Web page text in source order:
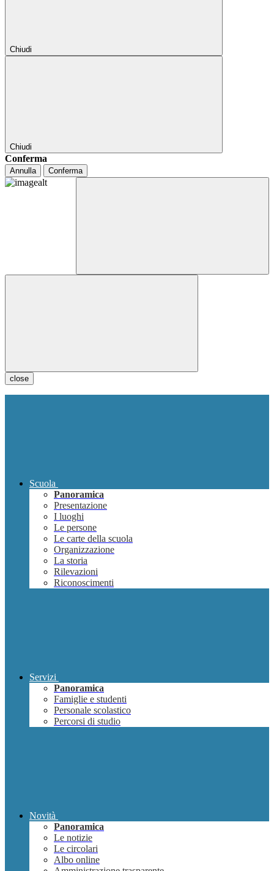
Chiudi
Chiudi
Conferma
Annulla Conferma
close
Scuola
Panoramica
Presentazione
I luoghi
Le persone
Le carte della scuola
Organizzazione
La storia
Rilevazioni
Riconoscimenti
Servizi
Panoramica
Famiglie e studenti
Personale scolastico
Percorsi di studio
Novità
Panoramica
Le notizie
Le circolari
Albo online